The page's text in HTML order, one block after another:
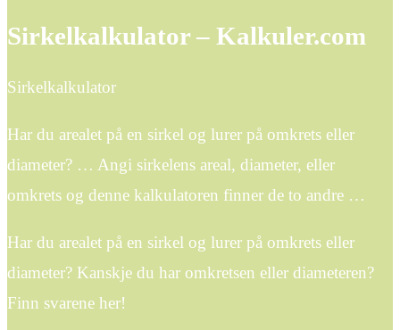
Sirkelkalkulator – Kalkuler.com
Sirkelkalkulator
Har du arealet på en sirkel og lurer på omkrets eller
diameter? … Angi sirkelens areal, diameter, eller
omkrets og denne kalkulatoren finner de to andre …
Har du arealet på en sirkel og lurer på omkrets eller
diameter? Kanskje du har omkretsen eller diameteren?
Finn svarene her!